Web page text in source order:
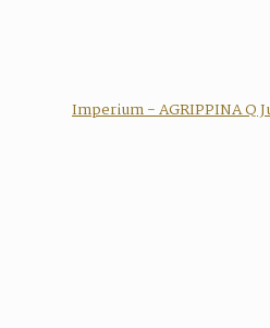
Imperium - AGRIPPINA Q